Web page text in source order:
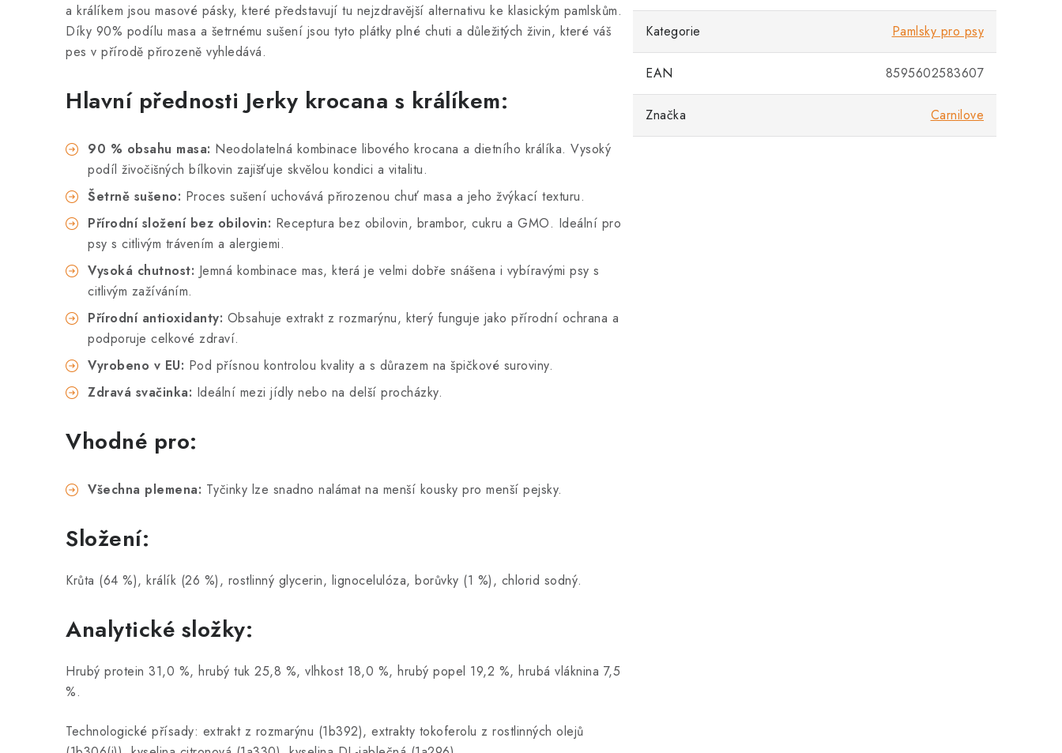
a králíkem jsou masové pásky, které představují tu nejzdravější alternativu ke klasickým pamlskům.
Díky 90% podílu masa a šetrnému sušení jsou tyto plátky plné chuti a důležitých živin, které váš
pes v přírodě přirozeně vyhledává.
Hlavní přednosti Jerky krocana s králíkem:
90 % obsahu masa: Neodolatelná kombinace libového krocana a dietního králíka. Vysoký
podíl živočišných bílkovin zajišťuje skvělou kondici a vitalitu.
Šetrně sušeno: Proces sušení uchovává přirozenou chuť masa a jeho žvýkací texturu.
Přírodní složení bez obilovin: Receptura bez obilovin, brambor, cukru a GMO. Ideální pro
psy s citlivým trávením a alergiemi.
Vysoká chutnost: Jemná kombinace mas, která je velmi dobře snášena i vybíravými psy s
citlivým zažíváním.
Přírodní antioxidanty: Obsahuje extrakt z rozmarýnu, který funguje jako přírodní ochrana a
podporuje celkové zdraví.
Vyrobeno v EU: Pod přísnou kontrolou kvality a s důrazem na špičkové suroviny.
Zdravá svačinka: Ideální mezi jídly nebo na delší procházky.
Vhodné pro:
Všechna plemena: Tyčinky lze snadno nalámat na menší kousky pro menší pejsky.
Složení:
Krůta (64 %), králík (26 %), rostlinný glycerin, lignocelulóza, borůvky (1 %), chlorid sodný.
Analytické složky:
Hrubý protein 31,0 %, hrubý tuk 25,8 %, vlhkost 18,0 %, hrubý popel 19,2 %, hrubá vláknina 7,5
%.
Technologické přísady: extrakt z rozmarýnu (1b392), extrakty tokoferolu z rostlinných olejů
Kategorie Pamlsky pro psy
EAN 8595602583607
Značka Carnilove